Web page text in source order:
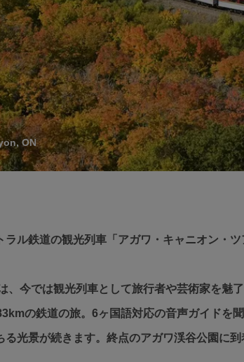
ON
ル鉄道の観光列車「アガワ・キャニオン・ツ
今では観光列車として旅行者や芸術家を魅
の鉄道の旅。6ヶ国語対応の音声ガイドを
光景が続きます。終点のアガワ渓谷公園に